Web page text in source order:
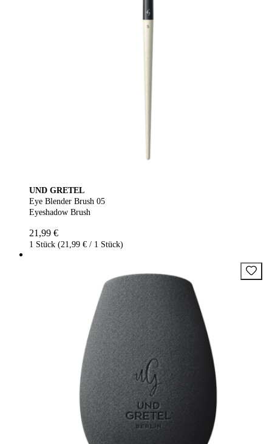
UND GRETEL
Eye Blender Brush 05
Eyeshadow Brush
21,99 €
1 Stück (21,99 € / 1 Stück)